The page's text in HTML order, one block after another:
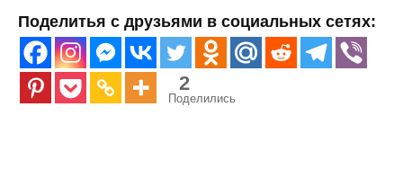
Поделитья с друзьями в социальных сетях:
2
Поделились